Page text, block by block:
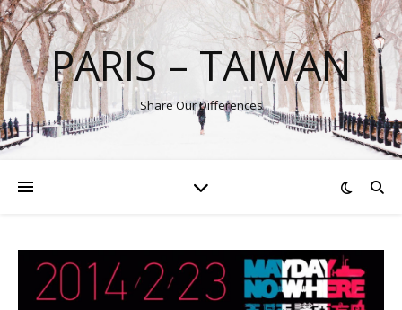
PARIS – TAIWAN
Share Our Differences